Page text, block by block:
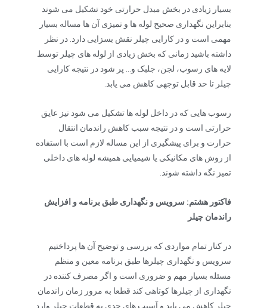
بسیار زیادی در بخش مبدل حرارتی خود تشکیل می شوند
بنابراین نگهداری صحیح لوله ها و تمیزی آن ها مساله بسیار
مهمی است و در کارایی چیلر نقش بسزایی دارد. در نظر
داشته باشید زمانی که بخش زیادی از لوله های چیلر توسط
لایه های رسوب، لجن، جلبک و… پر شود در نتیجه کارایی
چیلر تا حد قابل توجهی کاهش می یابد.
رسوب هایی که در داخل لوله ها تشکیل می شود نیز عایق
حرارتی است و در نتیجه سبب کاهش راندمان انتقال
حرارت و برای پیشگیری از این مساله لازم است با استفاده
از روش های مکانیکی یا شیمیایی همیشه لوله های داخلی
تمیز نگه داشته شوند.
فاکتور هشتم: سرویس و نگهداری طبق برنامه و افزایش
راندمان چیلر
در کنار تمام مواردی که بررسی و توضیح آن ها پرداختیم
سرویس و نگهداری چیلرها طبق برنامه معین و منظم
مسئله بسیار مهم و ضروری است و اگر مصرف کننده در
نگهداری از چیلرها کوتاهی کند قطعا به مرور زمان راندمان
چیلر کاهش می یابد و آسیب های جدی به قطعات چیلر وارد